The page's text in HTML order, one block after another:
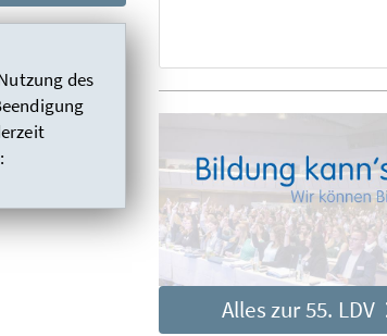
des
Alles zur 55. LDV